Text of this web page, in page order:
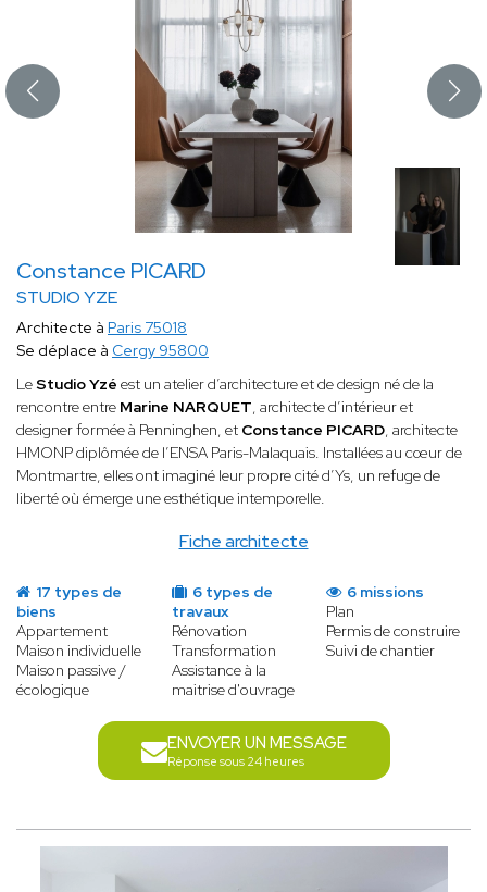
Constance PICARD
STUDIO YZE
Fiche architecte
Architecte à Paris 75018
Se déplace à Cergy 95800
LeStudio Yzé est un atelier d’architecture et de design né de la
rencontre entre Marine NARQUET, architecte d’intérieur et
designer formée à Penninghen, et Constance PICARD, architecte
HMONP diplômée de l’ENSA Paris-Malaquais. Installées au cœur de
Montmartre, elles ont imaginé leur propre cité d’Ys, un refuge de
liberté où émerge une esthétique intemporelle.
17 types de
biens
Appartement
Maison individuelle
Maison passive /
écologique
6 types de
travaux
Rénovation
Transformation
Assistance à la
maitrise d'ouvrage
6 missions
Plan
Permis de construire
Suivi de chantier
ENVOYER UN MESSAGE
Réponse sous 24 heures